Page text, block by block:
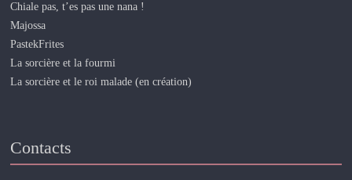
Chiale pas, t’es pas une nana !
Majossa
PastekFrites
La sorcière et la fourmi
La sorcière et le roi malade (en création)
Contacts